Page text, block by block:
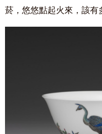
菸，悠悠點起火來，該有